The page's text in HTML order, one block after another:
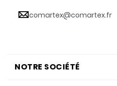
comartex@comartex.fr
NOTRE SOCIÉTÉ